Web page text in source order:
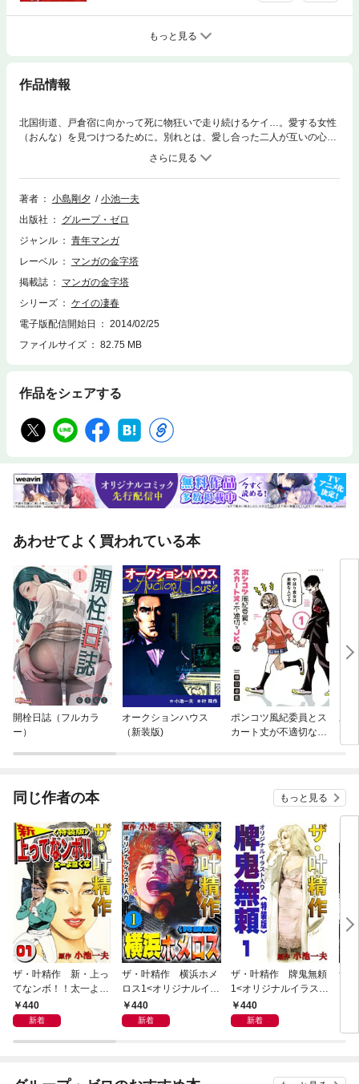
もっと見る
作品情報
北国街道、戸倉宿に向かって死に物狂いで走り続けるケイ…。愛する女性
（おんな）を見つけつるために。別れとは、愛し合った二人が互いの心に
傷を持ち、その傷を一生……抱き続けることなのか……。たった一つの愛
を探し求め、果てなき荊棘（いばら）の道を進むケイ。
著者 小島剛夕
小池一夫
出版社
グループ・ゼロ
ジャンル
青年マンガ
レーベル
マンガの金字塔
掲載誌
マンガの金字塔
シリーズ
ケイの凄春
電子版配信開始日
2014/02/25
ファイルサイズ
82.75 MB
作品をシェアする
あわせてよく買われている本
開栓日誌（フルカラ
ー）
オークションハウス
（新装版)
ポンコツ風紀委員とス
カート丈が不適切なＪ
同じ作者の本 もっと見る
ザ・叶精作 新・上っ
てなンボ！！太一よ泣
くな1<特装版>
440
新着
ザ・叶精作 横浜ホメ
ロス1<オリジナルイラ
スト入り特装版>
440
新着
ザ・叶精作 牌鬼無頼
1<オリジナルイラスト
入り特装版>
440
新着
ザ